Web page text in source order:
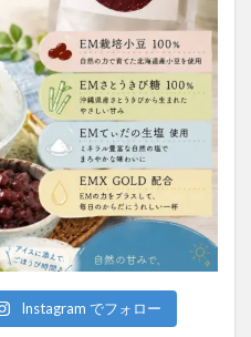
Instagram でフォロー